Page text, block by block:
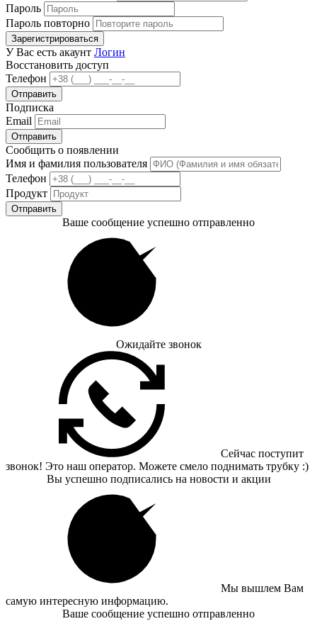
Пароль
Пароль повторно
Зарегистрироваться
У Вас есть акаунт Логин
Восстановить доступ
Телефон
Отправить
Подписка
Email
Отправить
Сообщить о появлении
Имя и фамилия пользователя
Телефон
Продукт
Отправить
Ваше сообщение успешно отправленно
Ожидайте звонок
Сейчас поступит
звонок! Это наш оператор. Можете смело поднимать трубку :)
Вы успешно подписались на новости и акции
Мы вышлем Вам
самую интересную информацию.
Ваше сообщение успешно отправленно